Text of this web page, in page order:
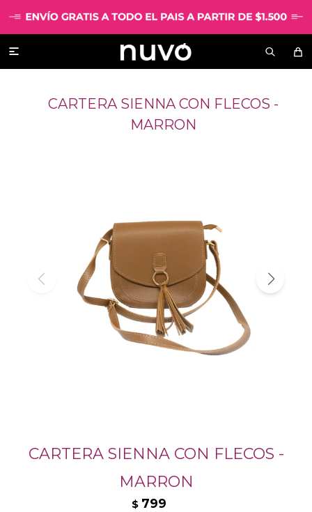

CARTERA SIENNA CON FLECOS -
MARRON
CARTERA SIENNA CON FLECOS -
MARRON
$ 799